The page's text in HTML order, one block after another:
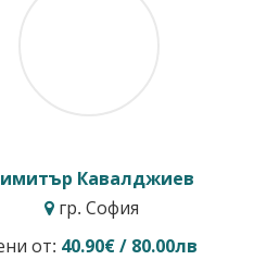
Кавалджиев
гр. София
от: 40.90€ / 80.00лв